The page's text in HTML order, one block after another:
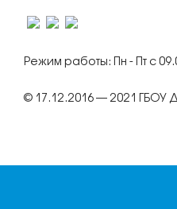
Режим работы: Пн - Пт с
© 17.12.2016 — 2021